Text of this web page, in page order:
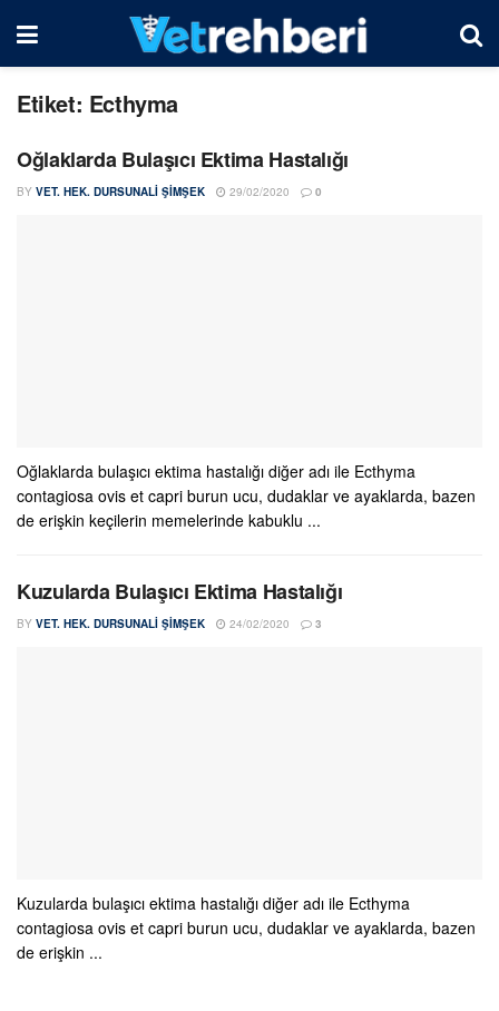
Etiket: Ecthyma
Oğlaklarda Bulaşıcı Ektima Hastalığı
BY VET. HEK. DURSUNALI ŞIMŞEK 29/02/2020 0
Oğlaklarda bulaşıcı ektima hastalığı diğer adı ile Ecthyma
contagiosa ovis et capri burun ucu, dudaklar ve ayaklarda, bazen
de erişkin keçilerin memelerinde kabuklu ...
Kuzularda Bulaşıcı Ektima Hastalığı
BY VET. HEK. DURSUNALI ŞIMŞEK 24/02/2020 3
Kuzularda bulaşıcı ektima hastalığı diğer adı ile Ecthyma
contagiosa ovis et capri burun ucu, dudaklar ve ayaklarda, bazen
de erişkin ...